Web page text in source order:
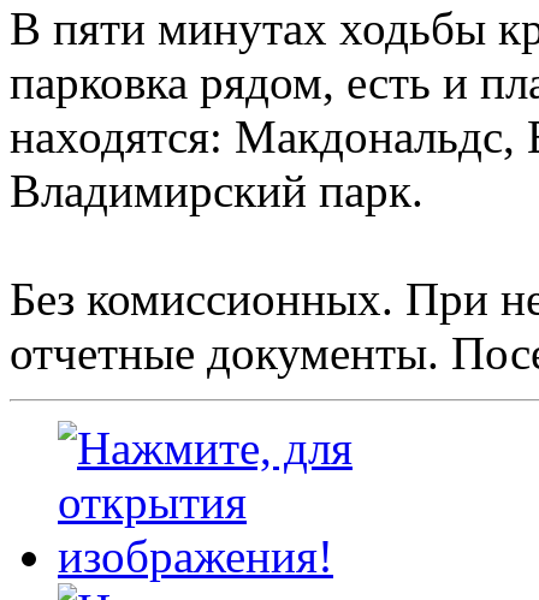
В пяти минутах ходьбы
парковка рядом, есть и
находятся:
Владимирский парк.
Без комиссионных. При
отчетные документы.